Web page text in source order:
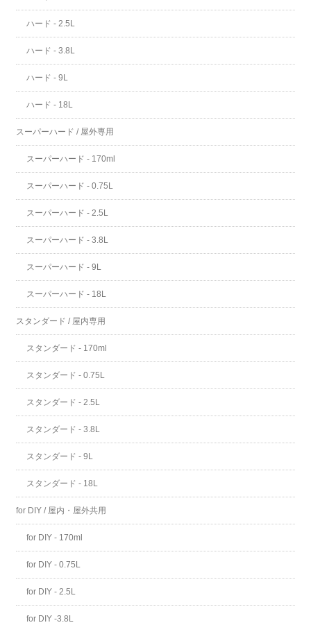
ハード - 2.5L
ハード - 3.8L
ハード - 9L
ハード - 18L
スーパーハード / 屋外専用
スーパーハード - 170ml
スーパーハード - 0.75L
スーパーハード - 2.5L
スーパーハード - 3.8L
スーパーハード - 9L
スーパーハード - 18L
スタンダード / 屋内専用
スタンダード - 170ml
スタンダード - 0.75L
スタンダード - 2.5L
スタンダード - 3.8L
スタンダード - 9L
スタンダード - 18L
for DIY / 屋内・屋外共用
for DIY - 170ml
for DIY - 0.75L
for DIY - 2.5L
for DIY -3.8L